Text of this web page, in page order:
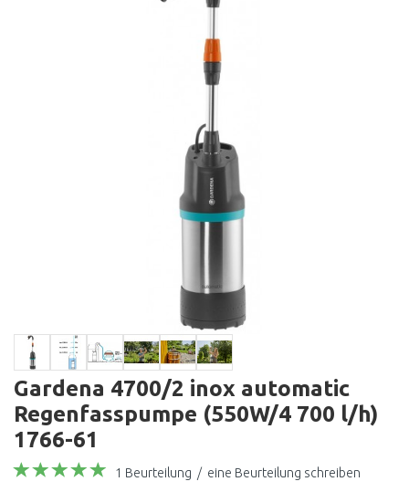
Gardena 4700/2 inox automatic
Regenfasspumpe (550W/4 700 l/h)
1766-61
1 Beurteilung / eine Beurteilung schreiben